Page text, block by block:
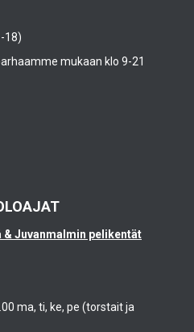
18)
mukaan klo 9-21
Juvanmalmin pelikentät
ma, ti, ke, pe (torstait ja